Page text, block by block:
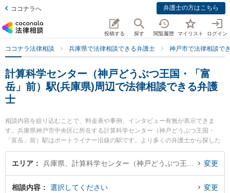
ココナラへ 弁護士の方はこちら
投稿する 探す 閲覧履歴 マイリスト ログイン
ココナラ法律相談 兵庫県で法律相談できる弁護士 神戸市で法律相談で
計算科学センター（神戸どうぶつ王国・「富
岳」前）駅(兵庫県)周辺で法律相談できる弁護
士
相談内容を絞り込むことで、料金表や事例、インタビュー有無が表示できま
す。兵庫県神戸市中央区に所在する計算科学センター（神戸どうぶつ王国・
「富岳」前）駅はポートライナー沿線の駅です。より多くの弁護士から探した
いときは市区町村検索や同一路線のより大きな駅も追加選択して探すと良いで
しょう。特に各弁護士のプロフィール情報や弁護士費用、強みなどが注目され
ています。『投資詐欺のトラブルを勤務先から通いやすい計算科学センター
したい』『投資詐欺のトラブル解決の実績豊富な計算科学センター（神戸どう
エリア 変更
相談内容 選択してください 変更